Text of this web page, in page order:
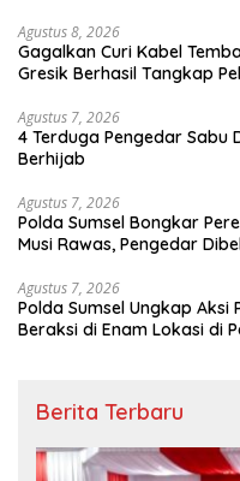
Agustus 8, 2026
Gagalkan Curi Kabel
Gresik Berhasil Tangkap
Agustus 7, 2026
4 Terduga Pengedar Sabu
Berhijab
Agustus 7, 2026
Polda Sumsel Bongkar
Musi Rawas, Pengedar
Agustus 7, 2026
Polda Sumsel Ungkap Aksi
Beraksi di Enam Lokasi di
Berita Terbaru